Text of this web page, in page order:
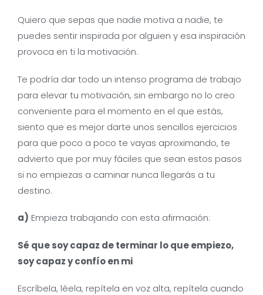
Quiero que sepas que nadie motiva a nadie, te
puedes sentir inspirada por alguien y esa inspiración
provoca en ti la motivación.
Te podría dar todo un intenso programa de trabajo
para elevar tu motivación, sin embargo no lo creo
conveniente para el momento en el que estás,
siento que es mejor darte unos sencillos ejercicios
para que poco a poco te vayas aproximando, te
advierto que por muy fáciles que sean estos pasos
si no empiezas a caminar nunca llegarás a tu
destino.
a) Empieza trabajando con esta afirmación:
Sé que soy capaz de terminar lo que empiezo,
soy capaz y confío en mi
Escríbela, léela, repítela en voz alta, repítela cuando